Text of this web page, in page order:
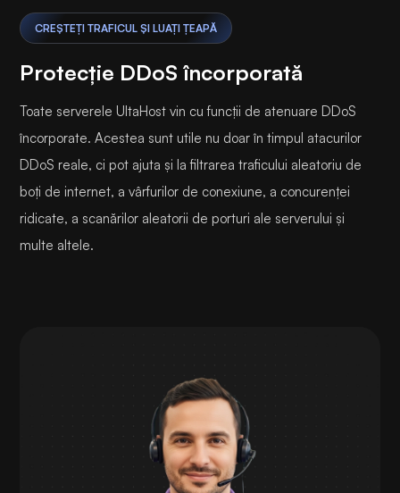
CREȘTEȚI TRAFICUL ȘI LUAȚI ȚEAPĂ
Protecție DDoS încorporată
Toate serverele UltaHost vin cu funcții de atenuare DDoS
încorporate. Acestea sunt utile nu doar în timpul atacurilor
DDoS reale, ci pot ajuta și la filtrarea traficului aleatoriu de
boți de internet, a vârfurilor de conexiune, a concurenței
ridicate, a scanărilor aleatorii de porturi ale serverului și
multe altele.